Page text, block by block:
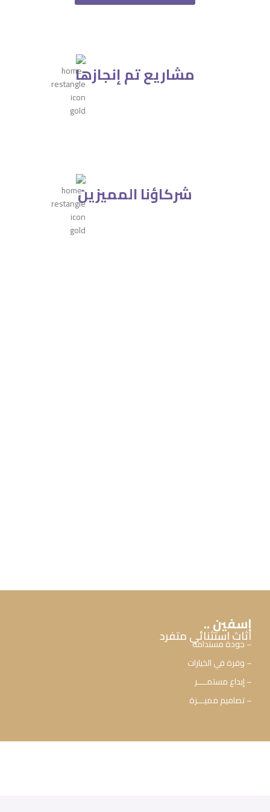
مشاريع تم إنجازها
كافيه نوتش
شركاؤنا المميزين
اسفين ..
أثاث استثنائي متفرد
– جودة مستدامة
– وفرة في الخيارات
– إبداع مستمــــر
– تصاميم مميـــزة